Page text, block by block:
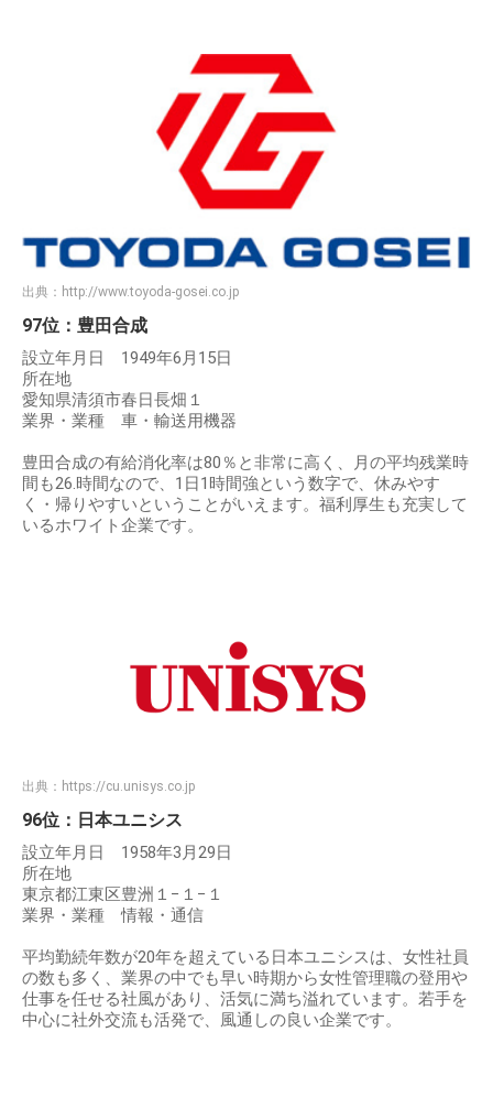
出典： http://www.toyoda-gosei.co.jp
97位：豊田合成
設立年月日 1949年6月15日
所在地
愛知県清須市春日長畑１
業界・業種 車・輸送用機器
豊田合成の有給消化率は80％と非常に高く、月の平均残業時
間も26.時間なので、1日1時間強という数字で、休みやす
く・帰りやすいということがいえます。福利厚生も充実して
いるホワイト企業です。
出典： https://cu.unisys.co.jp
96位：日本ユニシス
設立年月日 1958年3月29日
所在地
東京都江東区豊洲１−１−１
業界・業種 情報・通信
平均勤続年数が20年を超えている日本ユニシスは、女性社員
の数も多く、業界の中でも早い時期から女性管理職の登用や
仕事を任せる社風があり、活気に満ち溢れています。若手を
中心に社外交流も活発で、風通しの良い企業です。